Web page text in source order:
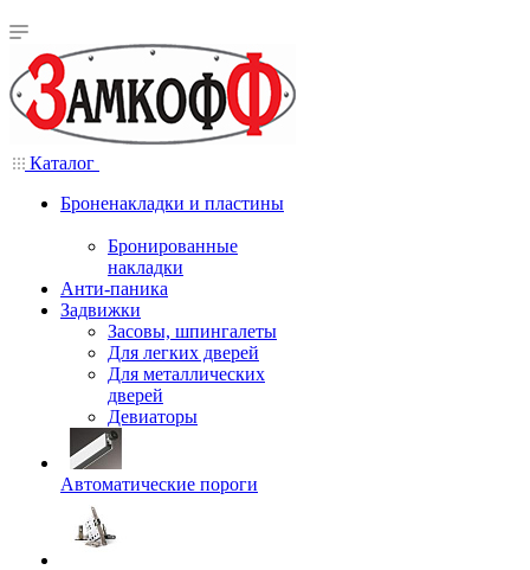
Каталог
Броненакладки и пластины
Бронированные
накладки
Анти-паника
Задвижки
Засовы, шпингалеты
Для легких дверей
Для металлических
дверей
Девиаторы
Автоматические пороги